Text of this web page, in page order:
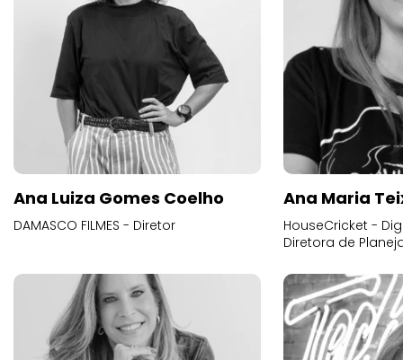
Ana Luiza Gomes Coelho
DAMASCO FILMES - Diretor
Ana Maria
HouseCricket -
Diretora de